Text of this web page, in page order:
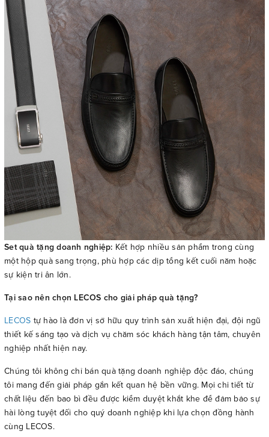
Set quà tặng doanh nghiệp: Kết hợp nhiều sản phẩm trong cùng
một hộp quà sang trọng, phù hợp các dịp tổng kết cuối năm hoặc
sự kiện tri ân lớn.
Tại sao nên chọn LECOS cho giải pháp quà tặng?
LECOS tự hào là đơn vị sở hữu quy trình sản xuất hiện đại, đội ngũ
thiết kế sáng tạo và dịch vụ chăm sóc khách hàng tận tâm, chuyên
nghiệp nhất hiện nay.
Chúng tôi không chỉ bán quà tặng doanh nghiệp độc đáo, chúng
tôi mang đến giải pháp gắn kết quan hệ bền vững. Mọi chi tiết từ
chất liệu đến bao bì đều được kiểm duyệt khắt khe để đảm bảo sự
hài lòng tuyệt đối cho quý doanh nghiệp khi lựa chọn đồng hành
cùng LECOS.